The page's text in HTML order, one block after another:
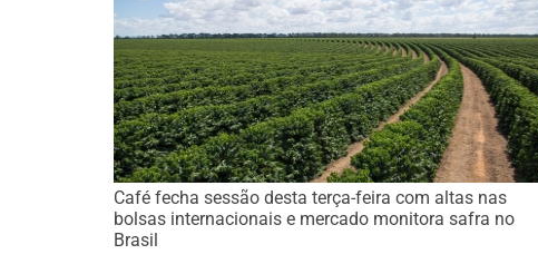
Café fecha sessão desta terça-feira com altas nas
bolsas internacionais e mercado monitora safra no
Brasil